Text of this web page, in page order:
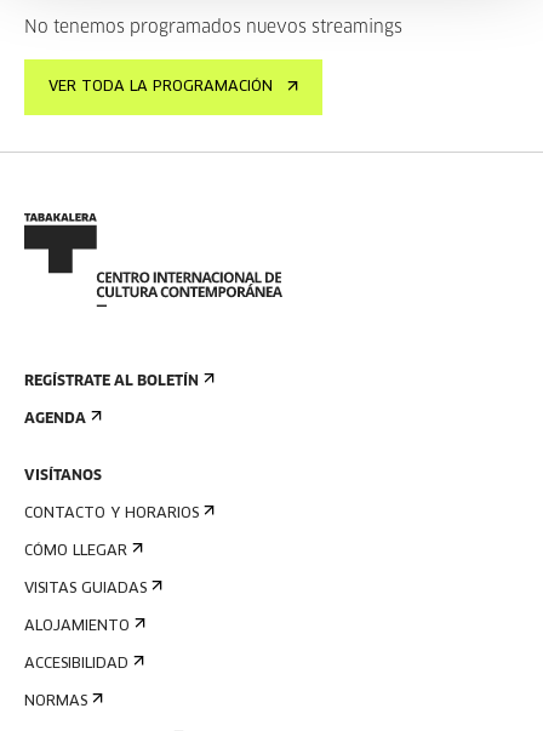
No tenemos programados nuevos streamings
VER TODA LA PROGRAMACIÓN
REGÍSTRATE AL BOLETÍN
AGENDA
VISÍTANOS
CONTACTO Y HORARIOS
CÓMO LLEGAR
VISITAS GUIADAS
ALOJAMIENTO
ACCESIBILIDAD
NORMAS